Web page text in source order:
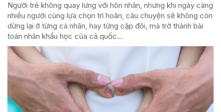
Người trẻ không quay lưng với hôn nhân, nhưng khi ngày càng
nhiều người cùng lựa chọn trì hoãn, câu chuyện sẽ không còn
dừng lại ở từng cá nhân, hay từng cặp đôi, mà trở thành bài
toán nhân khẩu học của cả quốc...